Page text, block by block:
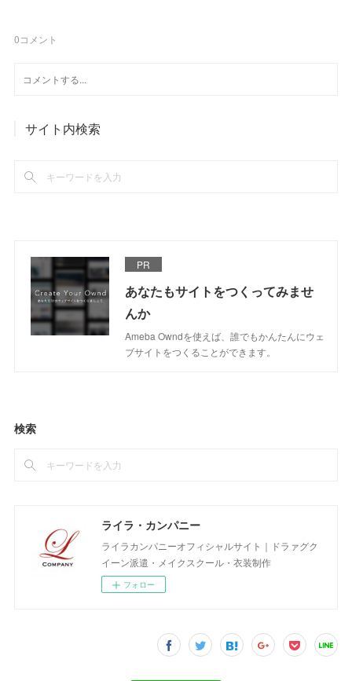
0コメント
サイト内検索
PR
あなたもサイトをつくってみませ
んか
Ameba Owndを使えば、誰でもかんたんにウェ
ブサイトをつくることができます。
検索
ライラ・カンパニー
ライラカンパニーオフィシャルサイト｜ドラァグク
イーン派遣・メイクスクール・衣装制作
フォロー